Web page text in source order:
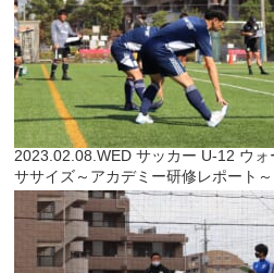
2023.02.08.WED サッカー U-12 ウォ
ササイズ～アカデミー研修レポート